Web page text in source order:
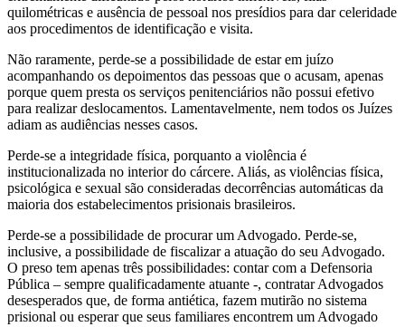
quilométricas e ausência de pessoal nos presídios para dar celeridade
aos procedimentos de identificação e visita.
Não raramente, perde-se a possibilidade de estar em juízo
acompanhando os depoimentos das pessoas que o acusam, apenas
porque quem presta os serviços penitenciários não possui efetivo
para realizar deslocamentos. Lamentavelmente, nem todos os Juízes
adiam as audiências nesses casos.
Perde-se a integridade física, porquanto a violência é
institucionalizada no interior do cárcere. Aliás, as violências física,
psicológica e sexual são consideradas decorrências automáticas da
maioria dos estabelecimentos prisionais brasileiros.
Perde-se a possibilidade de procurar um Advogado. Perde-se,
inclusive, a possibilidade de fiscalizar a atuação do seu Advogado.
O preso tem apenas três possibilidades: contar com a Defensoria
Pública – sempre qualificadamente atuante -, contratar Advogados
desesperados que, de forma antiética, fazem mutirão no sistema
prisional ou esperar que seus familiares encontrem um Advogado